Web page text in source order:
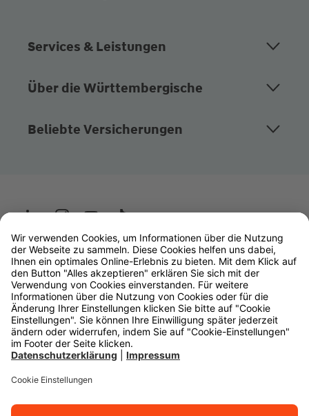
Services & Leistungen
Über die Württembergische
Beliebte Versicherungen
Wüstenrot
W&W Gruppe
OLB Bank
Makler
Impressum
Datenschutz
Rechtliche Hinweise